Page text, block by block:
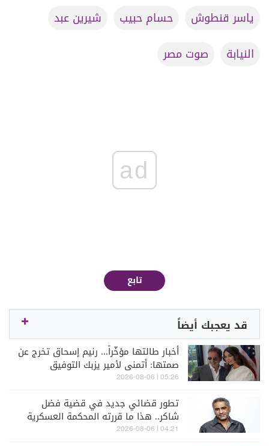
ياسر قنطوش حسام حبيب
شيرين عبد
النيابة
صوت مصر
ad
تابع
قد يعجبك أيضاً
أخبار طالتها مؤخّراً... رنيم إسحاق تخرج عن
صمتها: أتمنى لأمير يزبك التوفيق
05:26 | 2026-08-06
تطور قضائي جديد في قضية فضل
شاكر.. هذا ما قررته المحكمة العسكرية
04:21 | 2026-08-06